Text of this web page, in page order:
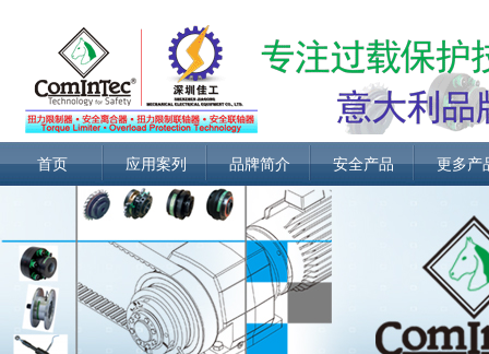
首页 应用案列 品牌简介 安全产品 更多产